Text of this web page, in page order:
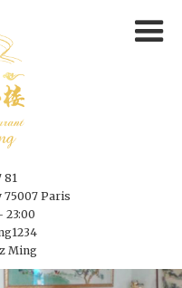
81
75007 Paris
23:00
Ming